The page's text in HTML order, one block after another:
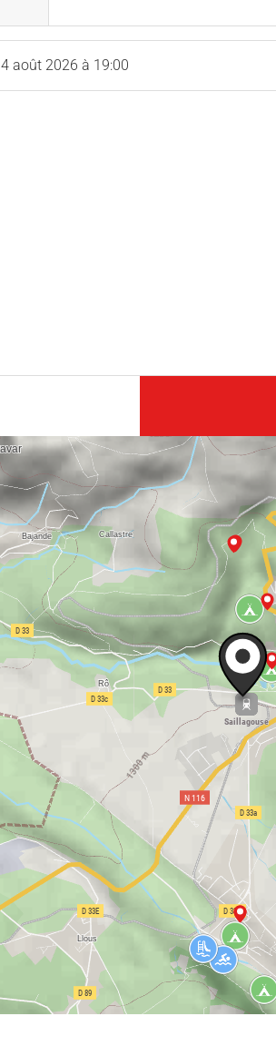
4 août 2026 à 19:00